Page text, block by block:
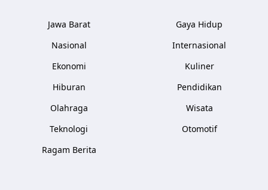
Jawa Barat
Nasional
Ekonomi
Hiburan
Olahraga
Teknologi
Ragam Berita
Gaya Hidup
Internasional
Kuliner
Pendidikan
Wisata
Otomotif